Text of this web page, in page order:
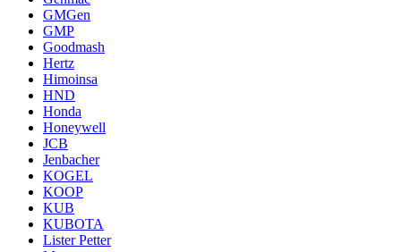
GMGen
GMP
Goodmash
Hertz
Himoinsa
HND
Honda
Honeywell
JCB
Jenbacher
KOGEL
KOOP
KUB
KUBOTA
Lister Petter